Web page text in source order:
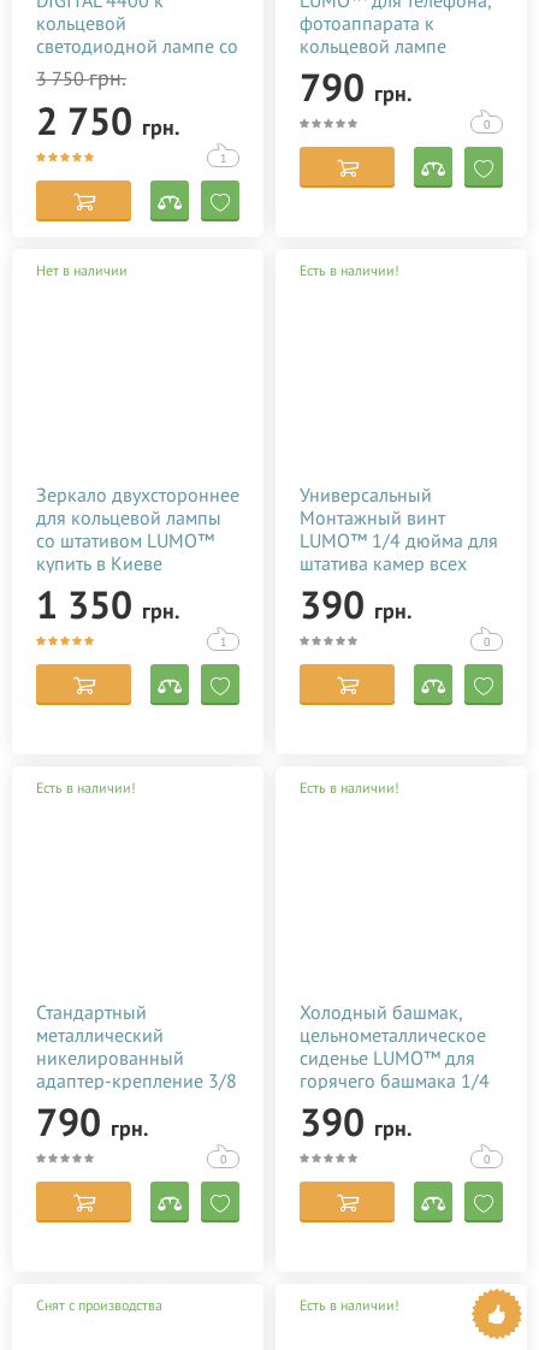
кольцевой
светодиодной лампе со
штативом купить в
Киеве (Украине)
3 750грн.
2 750 грн.
1
фотоаппарата к
кольцевой лампе
купить в Киеве
(Украине)
790 грн.
0
Нет в наличии
Зеркало двухстороннее
для кольцевой лампы
со штативом LUMO™
купить в Киеве
(Украине)
1 350 грн.
1
Есть в наличии!
Универсальный
Монтажный винт
LUMO™ 1/4 дюйма для
штатива камер всех
видов
390 грн.
0
Есть в наличии!
Стандартный
металлический
никелированный
адаптер-крепление 3/8
дюйма для штатива
790 грн.
0
Есть в наличии!
Холодный башмак,
цельнометаллическое
сиденье LUMO™ для
горячего башмака 1/4
дюйма
390 грн.
0
Снят с производства Есть в наличии!